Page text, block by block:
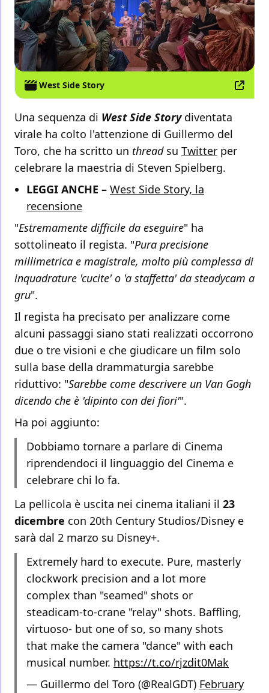
West Side Story
Una sequenza di West Side Storydiventata
virale ha colto l'attenzione di Guillermo del
Toro, che ha scritto un threadsu Twitter per
celebrare la maestria di Steven Spielberg.
LEGGI ANCHE – West Side Story, la
recensione
"Estremamente difficile da eseguire" ha
sottolineato il regista. "Pura precisione
millimetrica e magistrale, molto più complessa di
inquadrature 'cucite' o 'a staffetta' da steadycam a
gru".
Il regista ha precisato per analizzare come
alcuni passaggi siano stati realizzati occorrono
due o tre visioni e che giudicare un film solo
sulla base della drammaturgia sarebbe
riduttivo: "Sarebbe come descrivere un Van Gogh
dicendo che è 'dipinto con dei fiori'".
Ha poi aggiunto:
Dobbiamo tornare a parlare di Cinema
riprendendoci il linguaggio del Cinema e
celebrare chi lo fa.
La pellicola è uscita nei cinema italiani il 23
dicembre con 20th Century Studios/Disney e
sarà dal 2 marzo su Disney+.
Extremely hard to execute. Pure, masterly
clockwork precision and a lot more
complex than "seamed" shots or
steadicam-to-crane "relay" shots. Baffling,
virtuoso- but one of so, so many shots
that make the camera "dance" with each
musical number. https://t.co/rjzdit0Mak
— Guillermo del Toro (@RealGDT) February